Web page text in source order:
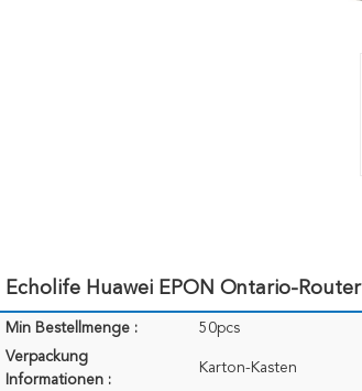
Echolife Huawei EPON Ontario-Router
Min Bestellmenge : 50pcs
Verpackung
Informationen :
Karton-Kasten